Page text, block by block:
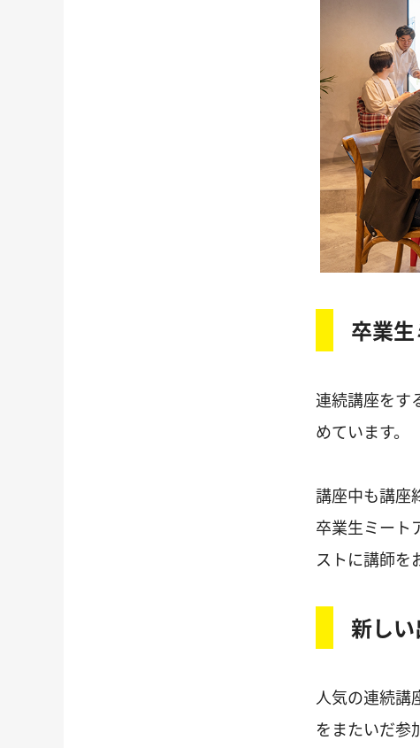
卒業
連続講座をす
めています。
講座中も講座
卒業生ミート
ストに講師を
新し
人気の連続講
をまたいだ参